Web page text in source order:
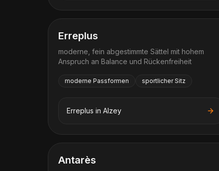
Erreplus
moderne, fein abgestimmte Sättel mit hohem
Anspruch an Balance und Rückenfreiheit
moderne Passformen sportlicher Sitz
Erreplus in Alzey
Antarès